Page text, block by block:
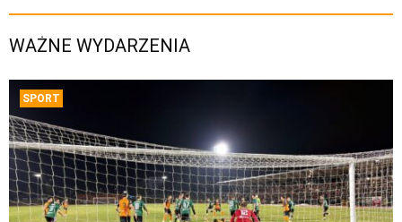
WAŻNE WYDARZENIA
SPORT